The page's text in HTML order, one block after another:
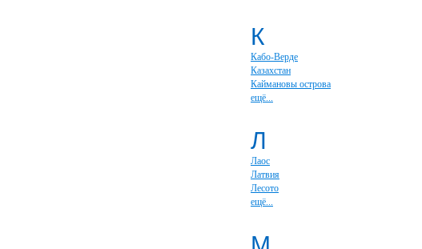
К
Кабо-Верде
Казахстан
Каймановы острова
ещё...
Л
Лаос
Латвия
Лесото
ещё...